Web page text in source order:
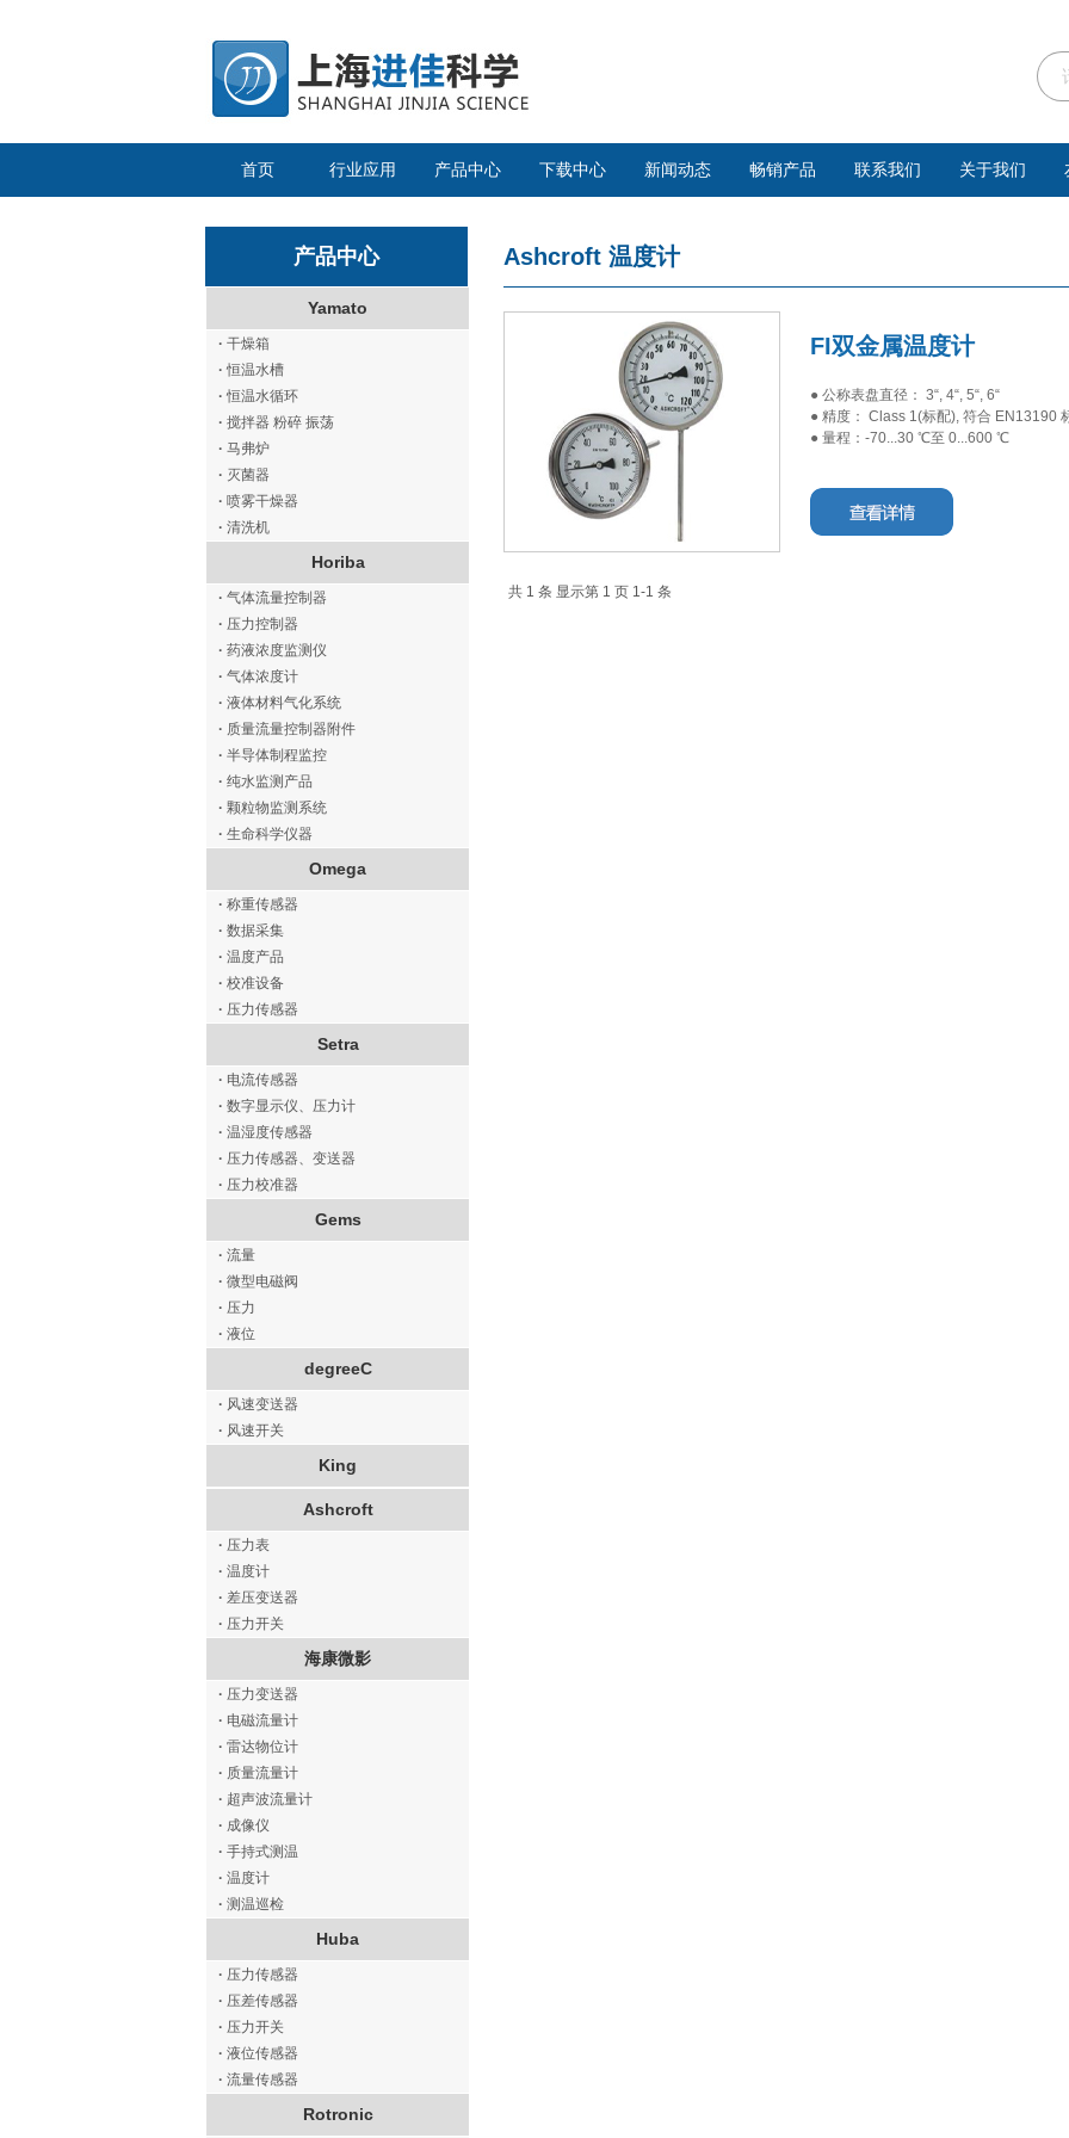
首页 行业应用 产品中心 下载中心 新闻动态 畅销产品 联系我们 关于我们
产品中心
Yamato
· 干燥箱
· 恒温水槽
· 恒温水循环
· 搅拌器 粉碎 振荡
· 马弗炉
· 灭菌器
· 喷雾干燥器
· 清洗机
Horiba
· 气体流量控制器
· 压力控制器
· 药液浓度监测仪
· 气体浓度计
· 液体材料气化系统
· 质量流量控制器附件
· 半导体制程监控
· 纯水监测产品
· 颗粒物监测系统
· 生命科学仪器
Omega
· 称重传感器
· 数据采集
· 温度产品
· 校准设备
· 压力传感器
Setra
· 电流传感器
· 数字显示仪、压力计
· 温湿度传感器
· 压力传感器、变送器
· 压力校准器
Gems
· 流量
· 微型电磁阀
· 压力
· 液位
degreeC
· 风速变送器
· 风速开关
King
Ashcroft
· 压力表
· 温度计
· 差压变送器
· 压力开关
海康微影
· 压力变送器
· 电磁流量计
· 雷达物位计
· 质量流量计
· 超声波流量计
· 成像仪
· 手持式测温
· 温度计
· 测温巡检
Huba
· 压力传感器
· 压差传感器
· 压力开关
· 液位传感器
· 流量传感器
Rotronic
Ashcroft 温度计
FI双金属温度计
● 公称表盘直径： 3“, 4“, 5“, 6“
● 精度： Class 1(标配), 符合 EN13190
● 量程：-70...30 ℃至 0...600 ℃
共 1 条 显示第 1 页 1-1 条